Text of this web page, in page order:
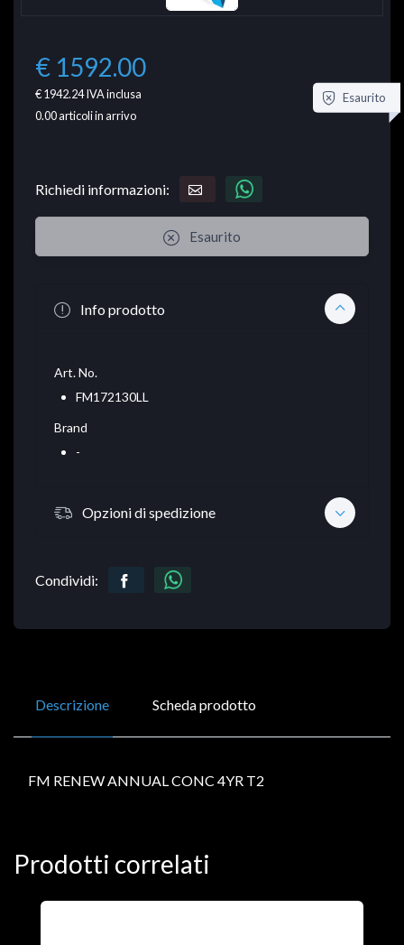
€ 1592.00
€ 1942.24IVA inclusa
0.00articoli in arrivo
Esaurito
Richiedi informazioni:
Esaurito
Info prodotto
Art. No.
FM172130LL
Brand
-
Opzioni di spedizione
Condividi:
Descrizione Scheda prodotto
FM RENEW ANNUAL CONC 4YR T2
Prodotti correlati